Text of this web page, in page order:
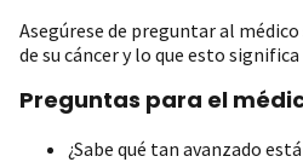
Asegúrese de preguntar al
de su cáncer y lo que esto
Preguntas para el
¿Sabe qué tan avanzado